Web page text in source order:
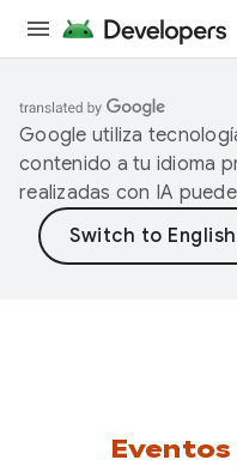
Google utiliza
contenido a tu idioma
realizadas con IA